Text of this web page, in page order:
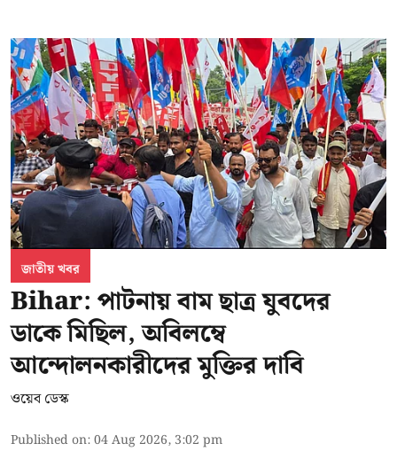
জাতীয় খবর
Bihar: পাটনায় বাম ছাত্র যুবদের
ডাকে মিছিল, অবিলম্বে
আন্দোলনকারীদের মুক্তির দাবি
ওয়েব ডেস্ক
Published on:04 Aug 2026, 3:02 pm